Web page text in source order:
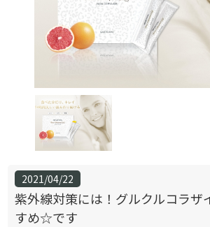
2021/04/22
紫外線対策には！グルクルコラザ
すめ☆です